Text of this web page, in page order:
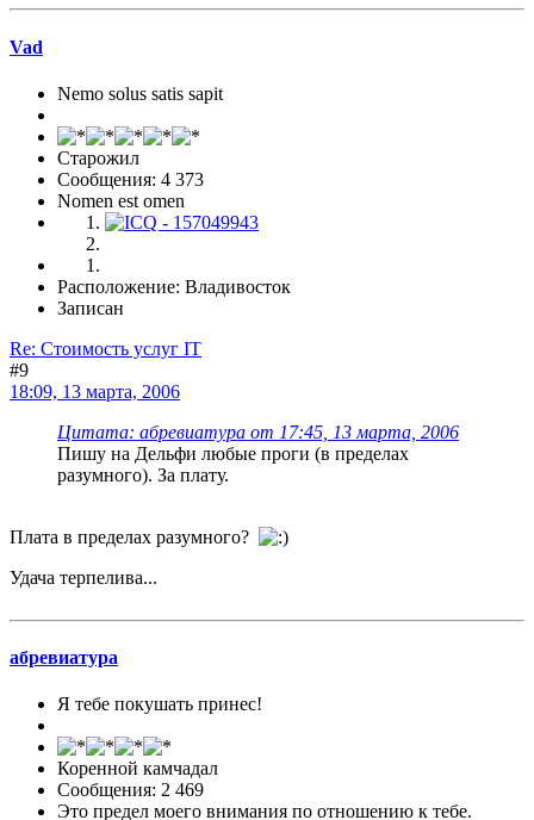
Vad
Nemo solus satis sapit
Старожил
Сообщения: 4 373
Nomen est omen
Расположение: Владивосток
Записан
Re: Стоимость услуг IT
#9
18:09, 13 марта, 2006
Цитата: абревиатура от 17:45, 13 марта, 2006
Пишу на Дельфи любые проги (в пределах
разумного). За плату.
Плата в пределах разумного?
Удача терпелива...
абревиатура
Я тебе покушать принес!
Коренной камчадал
Сообщения: 2 469
Это предел моего внимания по отношению к тебе.